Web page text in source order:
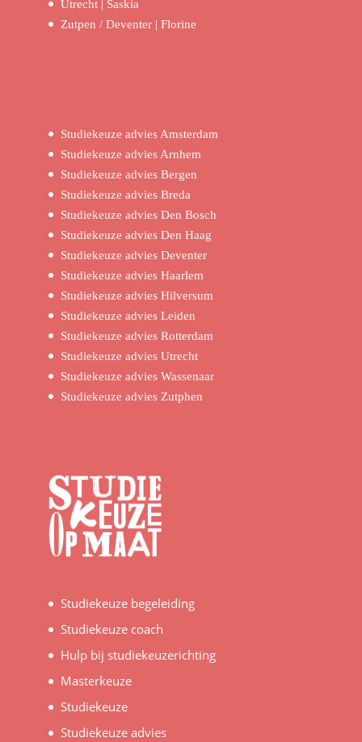
Utrecht | Saskia
Zutpen / Deventer | Florine
Studiekeuze advies Amsterdam
Studiekeuze advies Arnhem
Studiekeuze advies Bergen
Studiekeuze advies Breda
Studiekeuze advies Den Bosch
Studiekeuze advies Den Haag
Studiekeuze advies Deventer
Studiekeuze advies Haarlem
Studiekeuze advies Hilversum
Studiekeuze advies Leiden
Studiekeuze advies Rotterdam
Studiekeuze advies Utrecht
Studiekeuze advies Wassenaar
Studiekeuze advies Zutphen
Studiekeuze begeleiding
Studiekeuze coach
Hulp bij studiekeuzerichting
Masterkeuze
Studiekeuze
Studiekeuze advies